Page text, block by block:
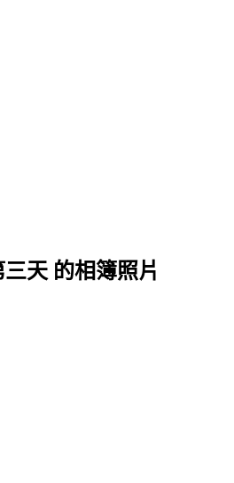
天 的相簿照片